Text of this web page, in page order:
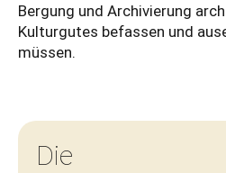
Bergung und Archivierung
Kulturgutes befassen und
müssen.
Die